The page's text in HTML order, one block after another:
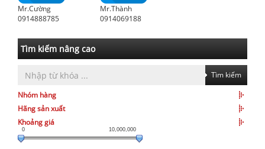
Mr.Cường
0914888785
Mr.Thành
0914069188
Tìm kiếm nâng cao
Tìm kiếm
Nhóm hàng
Hãng sản xuất
Khoảng giá
0 10,000,000